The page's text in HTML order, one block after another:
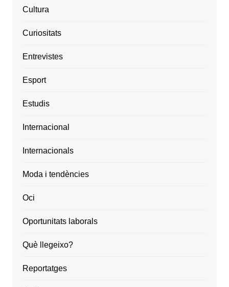
Cultura
Curiositats
Entrevistes
Esport
Estudis
Internacional
Internacionals
Moda i tendències
Oci
Oportunitats laborals
Què llegeixo?
Reportatges